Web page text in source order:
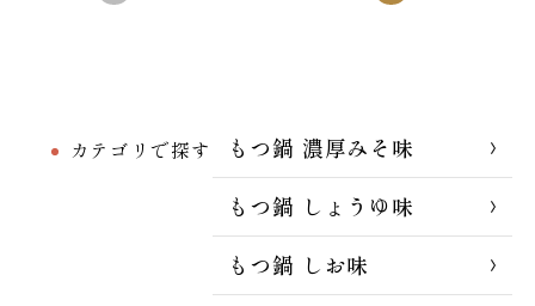
カテゴリで探す
もつ鍋 濃厚みそ味
もつ鍋 しょうゆ味
もつ鍋 しお味